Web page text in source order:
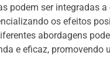
podem ser integradas
os efeitos
abordagens
e eficaz, promovendo